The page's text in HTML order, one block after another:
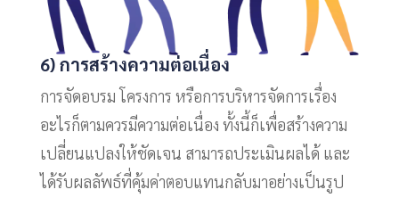
6) การสร้างความต่อเนื่อง
การจัดอบรม โครงการ หรือการบริหารจัดการเรื่อง
อะไรก็ตามควรมีความต่อเนื่อง ทั้งนี้ก็เพื่อสร้างความ
เปลี่ยนแปลงให้ชัดเจน สามารถประเมินผลได้ และ
ได้รับผลลัพธ์ที่คุ้มค่าตอบแทนกลับมาอย่างเป็นรูป